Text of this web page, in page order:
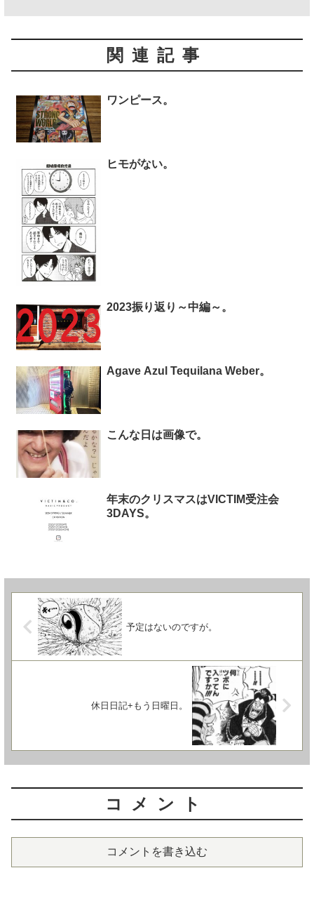
関連記事
ワンピース。
ヒモがない。
2023振り返り～中編～。
Agave Azul Tequilana Weber。
こんな日は画像で。
年末のクリスマスはVICTIM受注会
3DAYS。
予定はないのですが。
休日日記+もう日曜日。
コメント
コメントを書き込む